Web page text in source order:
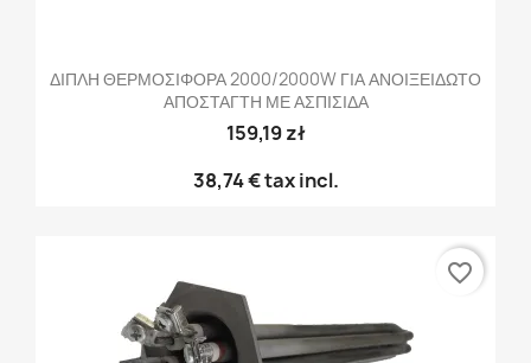
ΔΙΠΛΗ ΘΕΡΜΟΣΙΦΟΡΑ 2000/2000W ΓΙΑ ΑΝΟΙΞΕΙΔΩΤΟ
ΑΠΟΣΤΑΓΤΗ ΜΕ ΑΣΠΙΣΙΔΑ
159,19 zł
38,74 €tax incl.
favorite_border